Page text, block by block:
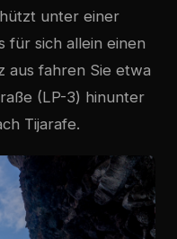
unter einer
für sich allein einen
aus fahren Sie etwa
(LP-3) hinunter
Tijarafe.